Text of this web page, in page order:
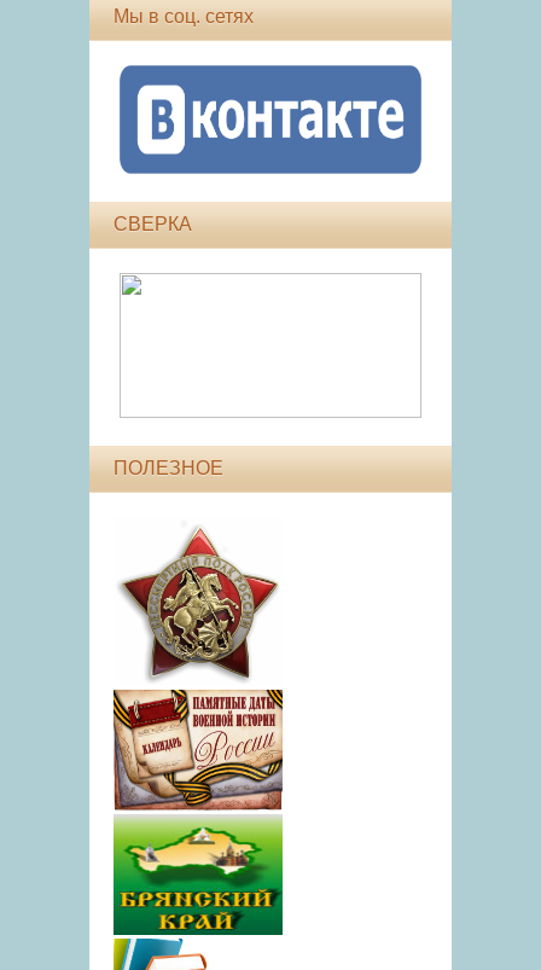
Мы в соц. сетях
СВЕРКА
ПОЛЕЗНОЕ